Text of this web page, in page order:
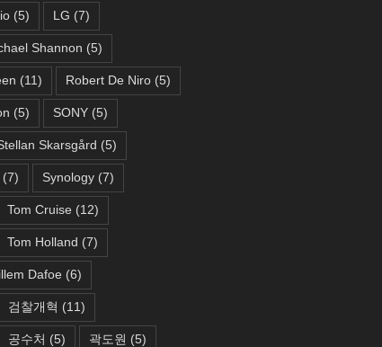
(5) LG (7)
Shannon (5)
(11) Robert De Niro(5)
(5) SONY(5)
Skarsgård (5)
(7) Synology(7)
Tom Cruise (12)
Tom Holland (7)
Dafoe (6)
검찰개혁 (11)
공수처 (5) 곽도원 (5)